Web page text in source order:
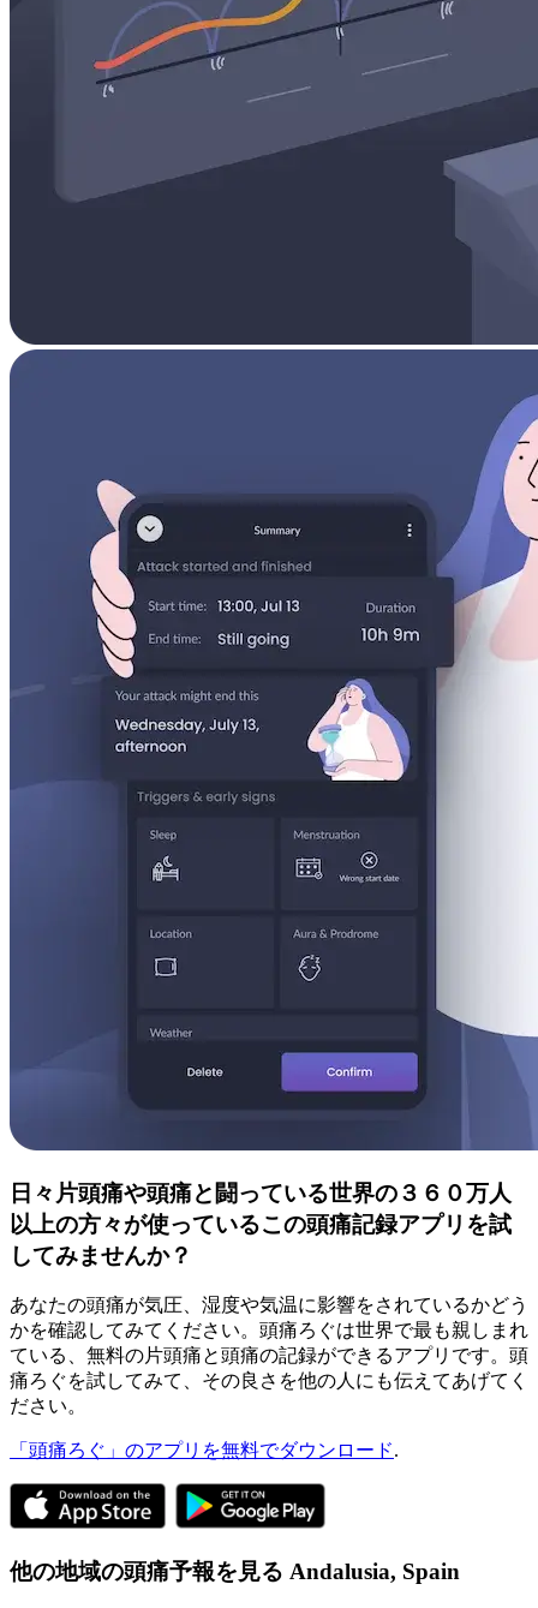
日々片頭痛や頭痛と闘っている世界の３６０万人
以上の方々が使っているこの頭痛記録アプリを試
してみませんか？
あなたの頭痛が気圧、湿度や気温に影響をされているかどう
かを確認してみてください。頭痛ろぐは世界で最も親しまれ
ている、無料の片頭痛と頭痛の記録ができるアプリです。頭
痛ろぐを試してみて、その良さを他の人にも伝えてあげてく
ださい。
「頭痛ろぐ」のアプリを無料でダウンロード.
他の地域の頭痛予報を見る Andalusia, Spain